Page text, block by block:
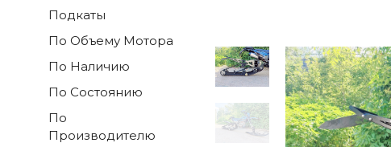
Подкаты
По Объему Мотора
По Наличию
По Состоянию
По
Производителю